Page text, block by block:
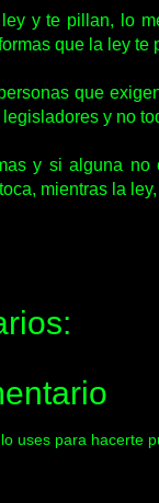
y te pillan, lo
que la ley te
que
y no
y si alguna
mientras la
uses para hacerte